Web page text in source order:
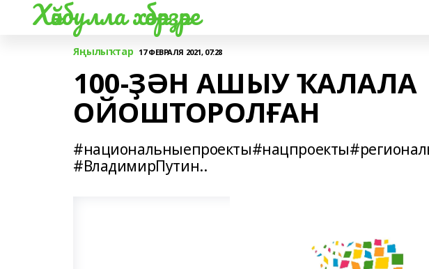
Хәйбулла хәбәрҙәре
Яңылыҡтар 17 ФЕВРАЛЯ 2021, 07:28
100-ҘӘН АШЫУ ҠАЛАЛА
ОЙОШТОРОЛҒАН
#ВладимирПутин..